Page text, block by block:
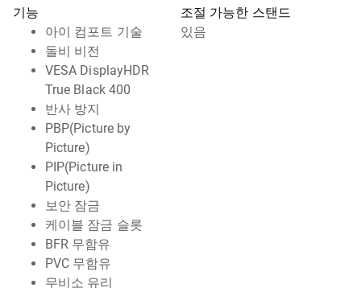
기능
아이 컴포트 기술
돌비 비전
VESA DisplayHDR
True Black 400
반사 방지
PBP(Picture by
Picture)
PIP(Picture in
Picture)
보안 잠금
케이블 잠금 슬롯
BFR 무함유
PVC 무함유
무비소 유리
조절 가능한 스탠드
있음